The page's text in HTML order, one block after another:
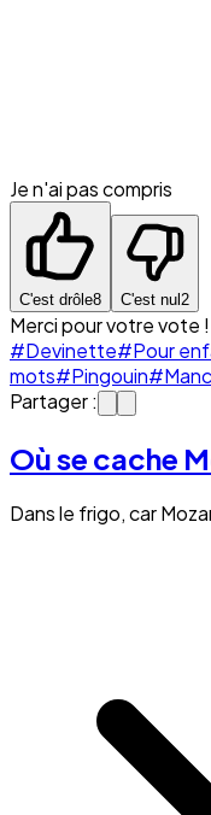
Je n'ai pas compris
C'est drôle8 C'est nul 2
Merci pour votre vote !
#Devinette#Pour
mots#Pingouin
Partager :
Où se cache
Dans le frigo, car